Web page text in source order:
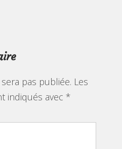
pas publiée. Les
indiqués avec*